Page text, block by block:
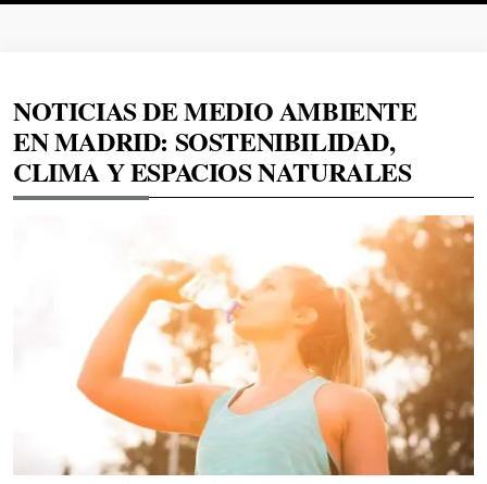
NOTICIAS DE MEDIO AMBIENTE
EN MADRID: SOSTENIBILIDAD,
CLIMA Y ESPACIOS NATURALES